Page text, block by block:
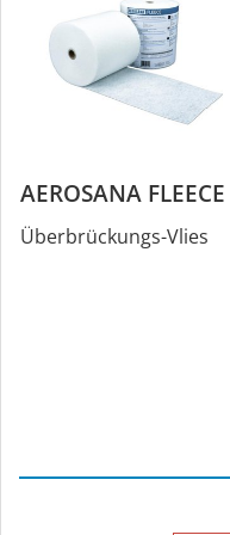
AEROSANA FLEECE
Überbrückungs-Vlies